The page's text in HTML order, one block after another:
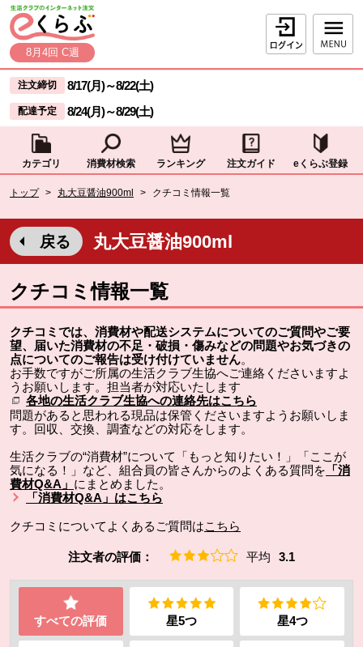
ページの先頭です。
本文へジャンプする。
8月4回 C週
ログイン
ここからサイト内共通メニューです。
サイト内共通メニューをスキップする
注文締切 8/17(月)～8/22(土)
配達予定 8/24(月)～8/29(土)
カテゴリ 消費材検索 ランキング 注文ガイド eくらぶ登録
トップ > 丸大豆醤油900ml > クチコミ情報一覧
戻る 丸大豆醤油900ml
クチコミ情報一覧
クチコミでは、消費材や配送システムについてのご質問やご要
望、届いた消費材の不足・破損・傷みなどの問題やお気づきの
点についてのご報告は受け付けていません。
お手数ですがご所属の生活クラブ生協へご連絡くださいますよ
うお願いします。担当者が対応いたします
各地の生活クラブ生協への連絡先はこちら
問題があると思われる現品は保管くださいますようお願いしま
す。回収、交換、調査などの対応をします。
生活クラブの“消費材”について「もっと知りたい！」「ここが
気になる！」など、組合員の皆さんからのよくある質問を 「消
費材Q&A」 にまとめました。
「消費材Q&A」はこちら
クチコミについてよくあるご質問はこちら
注文者の評価： 平均 3.1
すべての評価 星5つ 星4つ